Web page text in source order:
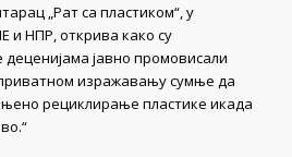
„Рат са пластиком“, у
и НПР, открива како су
јавно промовисали
изражавању сумње да
рециклирање пластике икада